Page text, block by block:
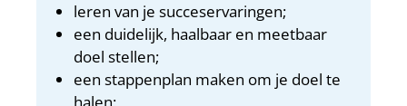
leren van je succeservaringen;
een duidelijk, haalbaar en meetbaar
doel stellen;
een stappenplan maken om je doel te